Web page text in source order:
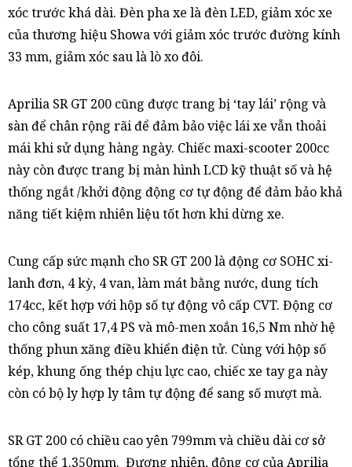
xóc trước khá dài. Đèn pha xe là đèn LED, giảm xóc xe
của thương hiệu Showa với giảm xóc trước đường kính
33 mm, giảm xóc sau là lò xo đôi.
Aprilia SR GT 200 cũng được trang bị ‘tay lái’ rộng và
sàn để chân rộng rãi để đảm bảo việc lái xe vẫn thoải
mái khi sử dụng hàng ngày. Chiếc maxi-scooter 200cc
này còn được trang bị màn hình LCD kỹ thuật số và hệ
thống ngắt /khởi động động cơ tự động để đảm bảo khả
năng tiết kiệm nhiên liệu tốt hơn khi dừng xe.
Cung cấp sức mạnh cho SR GT 200 là động cơ SOHC xi-
lanh đơn, 4 kỳ, 4 van, làm mát bằng nước, dung tích
174cc, kết hợp với hộp số tự động vô cấp CVT. Động cơ
cho công suất 17,4 PS và mô-men xoắn 16,5 Nm nhờ hệ
thống phun xăng điều khiển điện tử. Cùng với hộp số
kép, khung ống thép chịu lực cao, chiếc xe tay ga này
còn có bộ ly hợp ly tâm tự động để sang số mượt mà.
SR GT 200 có chiều cao yên 799mm và chiều dài cơ sở
tổng thể 1.350mm. Đương nhiên, động cơ của Aprilia